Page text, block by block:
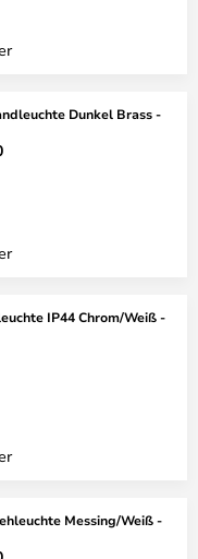
Dunkel Brass -
IP44 Chrom/Weiß -
Messing/Weiß -